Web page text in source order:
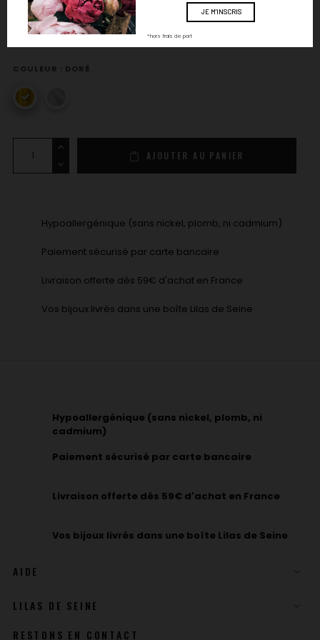
événement spécial ou pour briller au quotidien avec une
touche d'amour et de glamour.
COULEUR : DORÉ
doré
AJOUTER AU PANIER
Hypoallergénique (sans nickel, plomb, ni cadmium)
Paiement sécurisé par carte bancaire
Livraison offerte dès 59€ d'achat en France
Vos bijoux livrés dans une boîte Lilas de Seine
Hypoallergénique (sans nickel, plomb, ni
cadmium)
Paiement sécurisé par carte bancaire
Livraison offerte dès 59€ d'achat en France
Vos bijoux livrés dans une boîte Lilas de Seine
AIDE
LILAS DE SEINE
RESTONS EN CONTACT
*hors frais de port